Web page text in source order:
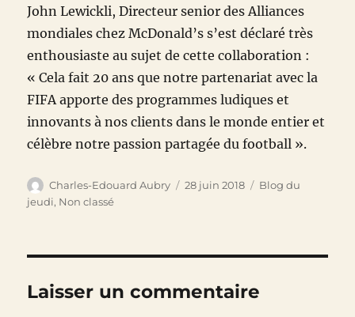
John Lewickli, Directeur senior des Alliances
mondiales chez McDonald’s s’est déclaré très
enthousiaste au sujet de cette collaboration :
« Cela fait 20 ans que notre partenariat avec la
FIFA apporte des programmes ludiques et
innovants à nos clients dans le monde entier et
célèbre notre passion partagée du football ».
Auteur
Charles-Edouard Aubry
Publié
28 juin 2018 Catégories
Blog du
jeudi, Non classé
Laisser un commentaire